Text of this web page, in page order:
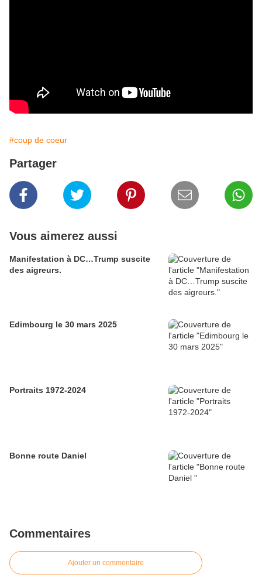
#coup de coeur
Partager
Vous aimerez aussi
Manifestation à DC…Trump suscite
des aigreurs.
Edimbourg le 30 mars 2025
Portraits 1972-2024
Bonne route Daniel
Commentaires
Ajouter un commentaire